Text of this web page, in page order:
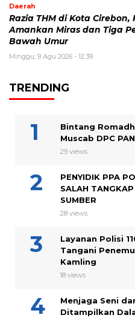
Daerah
Razia THM di Kota Cirebon,
Amankan Miras dan Tiga
Bawah Umur
Minggu, 9 Agu 2026 - 12:39
TRENDING
Bintang
Muscab DPC
29 views
PENYIDIK PPA
SALAH
SUMBER
28 views
Layanan Polisi
Tangani
Kamling
18 views
Menjaga Seni
Ditampilkan